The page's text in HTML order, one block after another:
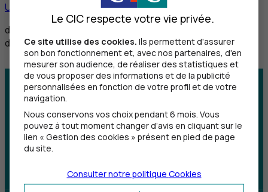
Utiliser ce service
de 8h30 à 12h et de 14h à 18h du lundi au vendredi,
de 8h30 à 12h le samedi
Centre d'aide Trouver une agence
Sourds et
malentendants
Le CIC respecte votre vie privée.
Ce site utilise des cookies. Ils permettent d'assurer
son bon fonctionnement et, avec nos partenaires, d'en
mesurer son audience, de réaliser des statistiques et
de vous proposer des informations et de la publicité
personnalisées en fonction de votre profil et de votre
navigation.
Nous conservons vos choix pendant 6 mois. Vous
pouvez à tout moment changer d’avis en cliquant sur le
lien « Gestion des cookies » présent en pied de page
du site.
Consulter notre politique Cookies